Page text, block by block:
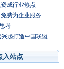
成行业热点
费为企业服务
考
起打造中国联盟
入站点